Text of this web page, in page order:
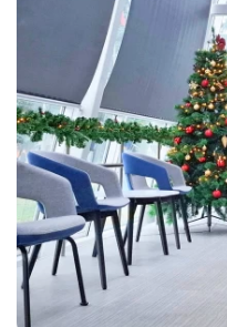
schemos
Papildomai
gyventojams
Nuotekų
Skundų
Prašymai
Nuotolinė
Papildomai
DUK: Skolos
DUK:
DUK: